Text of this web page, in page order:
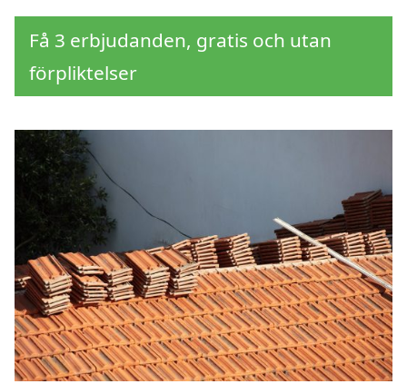
Få 3 erbjudanden, gratis och utan
förpliktelser